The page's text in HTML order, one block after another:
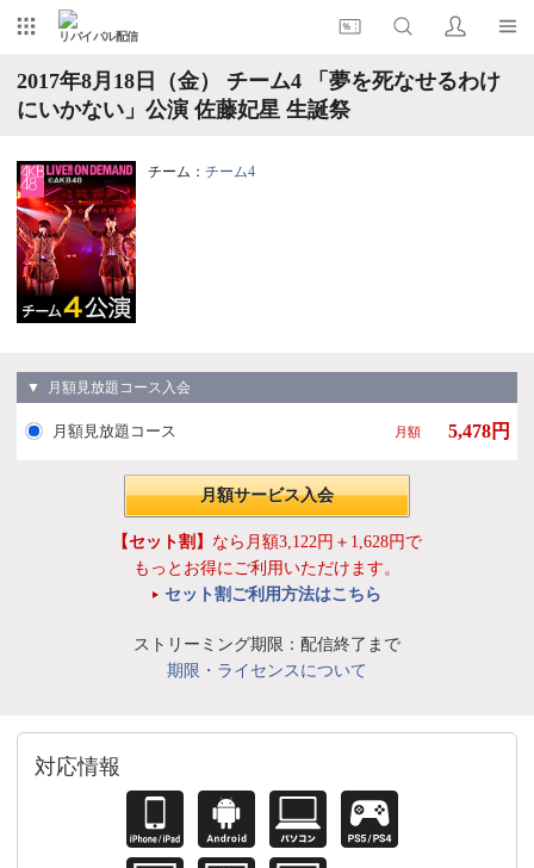
リバイバル配信
2017年8月18日（金） チーム4 「夢を死なせるわけ
にいかない」公演 佐藤妃星 生誕祭
チーム： チーム4
▼ 月額見放題コース入会
月額見放題コース 月額 5,478円
月額サービス入会
【セット割】 なら月額3,122円＋1,628円で
もっとお得にご利用いただけます。
セット割ご利用方法はこちら
ストリーミング期限：配信終了まで
期限・ライセンスについて
対応情報